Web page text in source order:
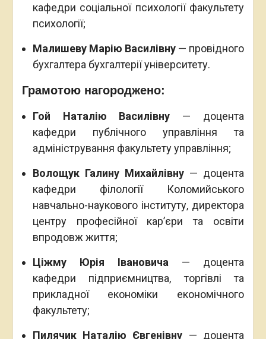
кафедри соціальної психології факультету
психології;
Малишеву Марію Василівну — провідного
бухгалтера бухгалтерії університету.
Грамотою нагороджено:
Гой Наталію Василівну — доцента
кафедри публічного управління та
адміністрування факультету управління;
Волощук Галину Михайлівну — доцента
кафедри філології Коломийського
навчально-наукового інституту, директора
центру професійної кар’єри та освіти
впродовж життя;
Ціжму Юрія Івановича — доцента
кафедри підприємництва, торгівлі та
прикладної економіки економічного
факультету;
Пилячик Наталію Євгенівну — доцента